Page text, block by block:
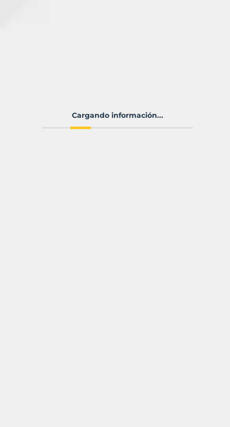
Cargando información...